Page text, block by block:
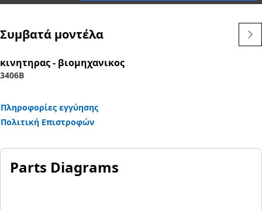
Συμβατά μοντέλα
κινητηρας - βιομηχανικος
3406B
Πληροφορίες εγγύησης
Πολιτική Επιστροφών
Parts Diagrams